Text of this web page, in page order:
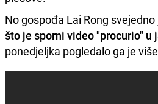
No gospođa Lai Rong svejedno
što je sporni video "procurio" u
ponedjeljka pogledalo ga je